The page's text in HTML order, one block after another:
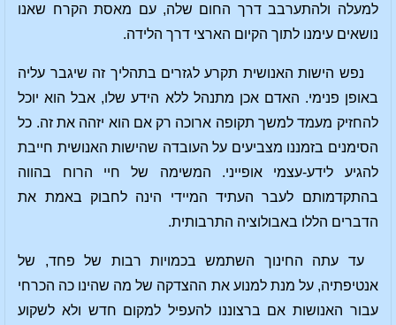
למעלה ולהתערבב דרך החום שלה, עם מאסת הקרח שאנו
נושאים עימנו לתוך הקיום הארצי דרך הלידה.
נפש הישות האנושית תקרע לגזרים בתהליך זה שיגבר עליה
באופן פנימי. האדם אכן מתנהל ללא הידע שלו, אבל הוא יוכל
להחזיק מעמד למשך תקופה ארוכה רק אם הוא יזהה את זה. כל
הסימנים בזמננו מצביעים על העובדה שהישות האנושית חייבת
להגיע לידע-עצמי אופייני. המשימה של חיי הרוח בהווה
בהתקדמותם לעבר העתיד המיידי הינה לחבוק באמת את
הדברים הללו באבולוציה התרבותית.
עד עתה החינוך השתמש בכמויות רבות של פחד, של
אנטיפתיה, על מנת למנוע את ההצדקה של מה שהינו כה הכרחי
עבור האנושות אם ברצוננו להעפיל למקום חדש ולא לשקוע